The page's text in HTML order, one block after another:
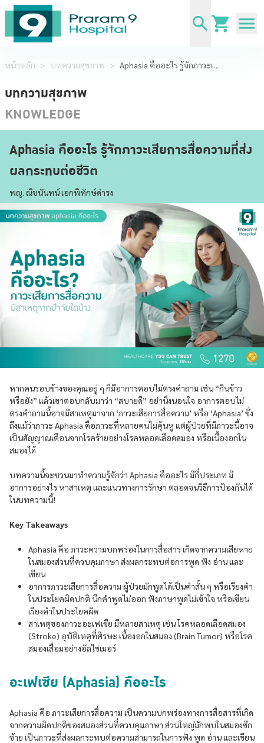
หน้าหลัก > บทความสุขภาพ > Aphasia คืออะไร รู้จักภาวะเสียการสื่อความที่ส่งผลกระทบต่อชีวิต
บทความสุขภาพ
KNOWLEDGE
Aphasia คืออะไร รู้จักภาวะเสียการสื่อความที่ส่ง
ผลกระทบต่อชีวิต
พญ. ณิชนันทน์ เอกพิทักษ์ดำรง
หากคนรอบข้างของคุณอยู่ ๆ ก็มีอาการตอบไม่ตรงคำถาม เช่น “กินข้าว
หรือยัง” แล้วเขาตอบกลับมาว่า “สบายดี” อย่านิ่งนอนใจ อาการตอบไม่
ตรงคำถามนี้อาจมีสาเหตุมาจาก ‘ภาวะเสียการสื่อความ’ หรือ ‘Aphasia’ ซึ่ง
ถึงแม้ว่าภาวะ Aphasia คือภาวะที่หลายคนไม่คุ้นหู แต่ผู้ป่วยที่มีภาวะนี้อาจ
เป็นสัญญาณเตือนจากโรคร้ายอย่างโรคหลอดเลือดสมอง หรือเนื้องอกใน
สมองได้
บทความนี้จะชวนมาทำความรู้จักว่า Aphasia คืออะไร มีกี่ประเภท มี
อาการอย่างไร หาสาเหตุ และแนวทางการรักษา ตลอดจนวิธีการป้องกันได้
ในบทความนี้!
Key Takeaways
Aphasia คือ ภาวะความบกพร่องในการสื่อสาร เกิดจากความเสียหาย
ในสมองส่วนที่ควบคุมภาษา ส่งผลกระทบต่อการพูด ฟัง อ่าน และ
เขียน
อาการภาวะเสียการสื่อความ ผู้ป่วยมักพูดได้เป็นคำสั้น ๆ หรือเรียงคำ
ในประโยคผิดปกติ นึกคําพูดไม่ออก ฟังภาษาพูดไม่เข้าใจ หรือเขียน
เรียงคำในประโยคผิด
สาเหตุของภาวะอะเฟเซีย มีหลายสาเหตุ เช่น โรคหลอดเลือดสมอง
(Stroke) อุบัติเหตุที่ศีรษะ เนื้องอกในสมอง (Brain Tumor) หรือโรค
สมองเสื่อมอย่างอัลไซเมอร์
อะเฟเซีย (Aphasia) คืออะไร
Aphasia คือ ภาวะเสียการสื่อความ เป็นความบกพร่องทางการสื่อสารที่เกิด
จากความผิดปกติของสมองส่วนที่ควบคุมภาษา ส่วนใหญ่มักพบในสมองซีก
ซ้าย เป็นภาวะที่ส่งผลกระทบต่อความสามารถในการฟัง พูด อ่าน และเขียน